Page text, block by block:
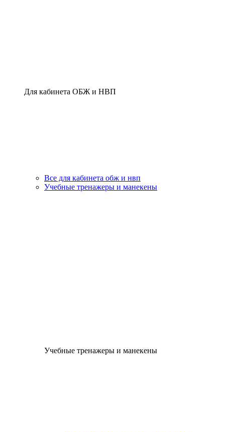
Для кабинета ОБЖ и НВП
Все для кабинета обж и нвп
Учебные тренажеры и манекены
Учебные тренажеры и манекены